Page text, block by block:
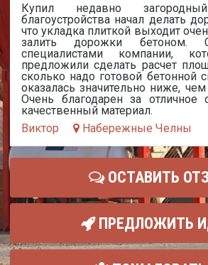
Купил недавно
благоустройства начал делать
что укладка плиткой выходит
залить дорожки бетоном.
специалистами компании,
предложили сделать расчет
сколько надо готовой бетонной
оказалась значительно ниже,
Очень благодарен за отличное
качественный материал.
Виктор
Набережные Челны
ОСТАВИТЬ
ПРЕДЛОЖИТЬ